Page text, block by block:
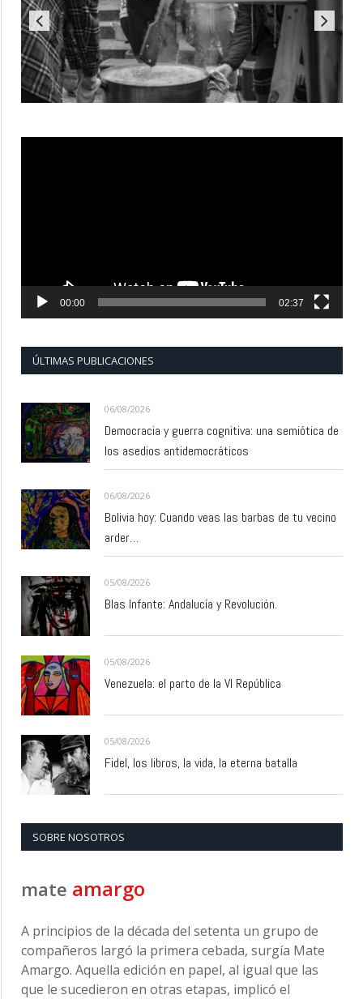
00:00 02:37
ÚLTIMAS PUBLICACIONES
06/08/2026
Democracia y guerra cognitiva: una semiótica de
los asedios antidemocráticos
06/08/2026
Bolivia hoy: Cuando veas las barbas de tu vecino
arder…
05/08/2026
Blas Infante: Andalucía y Revolución.
05/08/2026
Venezuela: el parto de la VI República
05/08/2026
Fidel, los libros, la vida, la eterna batalla
SOBRE NOSOTROS
mate amargo
A principios de la década del setenta un grupo de
compañeros largó la primera cebada, surgía Mate
Amargo. Aquella edición en papel, al igual que las
que le sucedieron en otras etapas, implicó el